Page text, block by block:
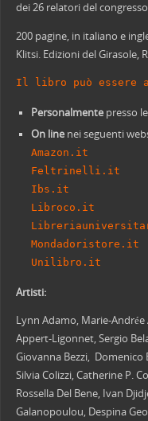
dei 26 relatori del
200 pagine, in italiano e
Klitsi. Edizioni del Girasole,
Il libro può essere
Personalmentepresso le
On linenei seguenti
Amazon.it
Feltrinelli.it
Ibs.it
Libroco.it
Mondadoristore.it
Unilibro.it
Artisti:
Lynn Adamo, Marie-
Appert-Ligonnet, Sergio
Giovanna Bezzi, Domenico
Silvia Colizzi, Catherine P.
Rossella Del Bene, Ivan
Galanopoulou, Despina